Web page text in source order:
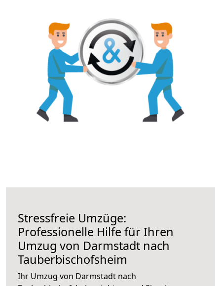
Stressfreie Umzüge:
Professionelle Hilfe für Ihren
Umzug von Darmstadt nach
Tauberbischofsheim
Ihr Umzug von Darmstadt nach